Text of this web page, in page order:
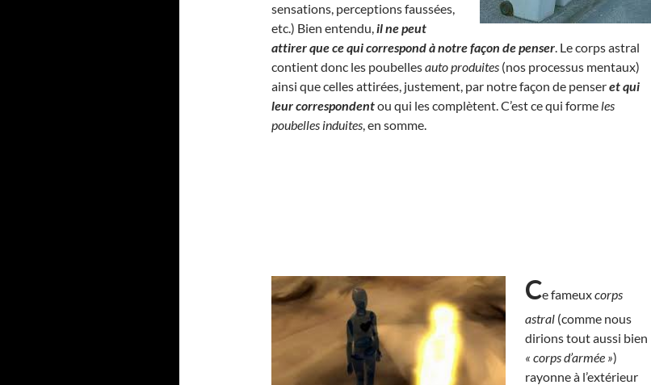
sensations, perceptions faussées,
etc.) Bien entendu,il ne peut
attirer que ce qui correspond à notre façon de penser. Le corps astral
contient donc les poubellesauto produites (nos processus mentaux)
ainsi que celles attirées, justement, par notre façon de penseret qui
leur correspondentou qui les complètent. C’est ce qui forme les
poubelles induites, en somme.
Ce fameuxcorps
astral (comme nous
dirions tout aussi bien
« corps d’armée »)
rayonne à l’extérieur